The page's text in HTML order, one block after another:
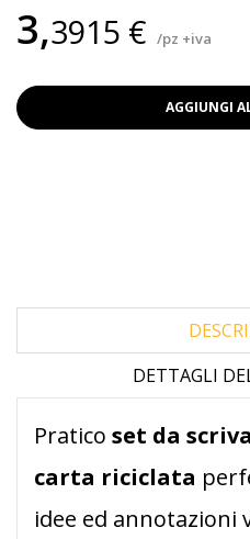
3,3915 € /pz +iva
AGGIUNGI
DETTAGLI
Pratico set da
carta riciclata
idee ed annotazioni